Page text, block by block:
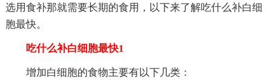
选用食补那就需要长期的食用，以下来了解吃什么补白细
胞最快。
吃什么补白细胞最快1
增加白细胞的食物主要有以下几类：